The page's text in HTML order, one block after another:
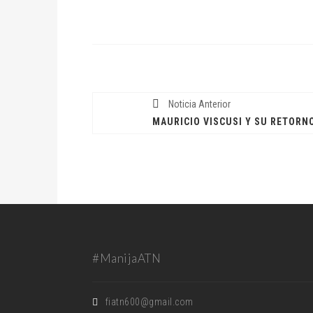
Noticia Anterior
MAURICIO VISCUSI Y SU
#ManijaATN
fiatn600@gmail.com